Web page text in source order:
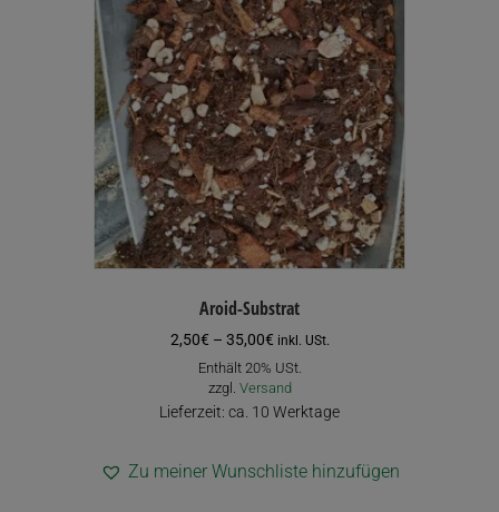
Aroid-Substrat
2,50€ – 35,00€Preisspanne:
2,50€
bis
35,00€
inkl. USt.
Enthält 20% USt.
zzgl. Versand
Lieferzeit: ca. 10 Werktage
Zu meiner Wunschliste hinzufügen